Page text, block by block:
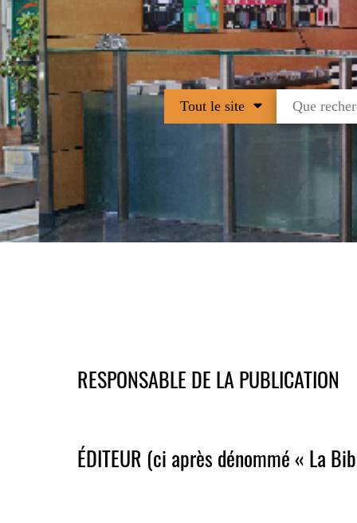
Tout le site
RESPONSABLE DE LA PUBLICATION
ÉDITEUR (ci après dénommé « La